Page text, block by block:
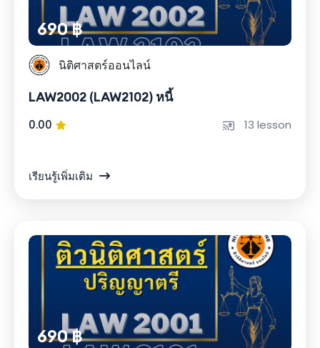
690 ฿
นิติศาสตร์ออนไลน์
LAW2002 (LAW2102) หนี้
0.00 13 lesson
เรียนรู้เพิ่มเติม
690 ฿